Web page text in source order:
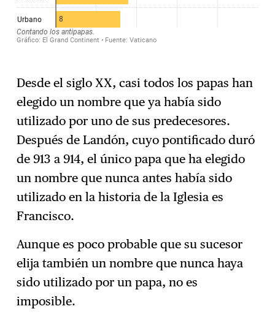
Desde el siglo XX, casi todos los papas han
elegido un nombre que ya había sido
utilizado por uno de sus predecesores.
Después de Landón, cuyo pontificado duró
de 913 a 914, el único papa que ha elegido
un nombre que nunca antes había sido
utilizado en la historia de la Iglesia es
Francisco.
Aunque es poco probable que su sucesor
elija también un nombre que nunca haya
sido utilizado por un papa, no es
imposible.